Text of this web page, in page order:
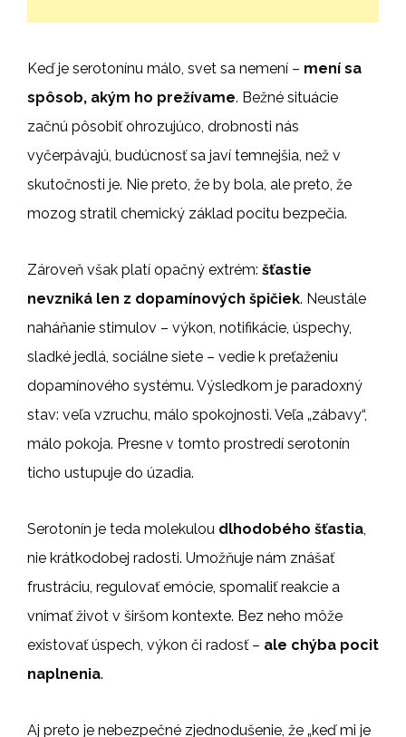
Keď je serotonínu málo, svet sa nemení – mení sa
spôsob, akým ho prežívame. Bežné situácie
začnú pôsobiť ohrozujúco, drobnosti nás
vyčerpávajú, budúcnosť sa javí temnejšia, než v
skutočnosti je. Nie preto, že by bola, ale preto, že
mozog stratil chemický základ pocitu bezpečia.
Zároveň však platí opačný extrém: šťastie
nevzniká len z dopamínových špičiek. Neustále
naháňanie stimulov – výkon, notifikácie, úspechy,
sladké jedlá, sociálne siete – vedie k preťaženiu
dopamínového systému. Výsledkom je paradoxný
stav: veľa vzruchu, málo spokojnosti. Veľa „zábavy“,
málo pokoja. Presne v tomto prostredí serotonín
ticho ustupuje do úzadia.
Serotonín je teda molekulou dlhodobého šťastia,
nie krátkodobej radosti. Umožňuje nám znášať
frustráciu, regulovať emócie, spomaliť reakcie a
vnímať život v širšom kontexte. Bez neho môže
existovať úspech, výkon či radosť – ale chýba pocit
naplnenia.
Aj preto je nebezpečné zjednodušenie, že „keď mi je